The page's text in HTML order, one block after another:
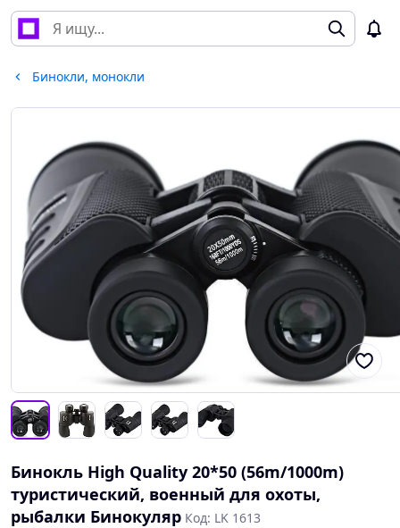
Бинокли, монокли
Бинокль High Quality 20*50 (56m/1000m)
туристический, военный для охоты,
рыбалки Бинокуляр Код: LK 1613